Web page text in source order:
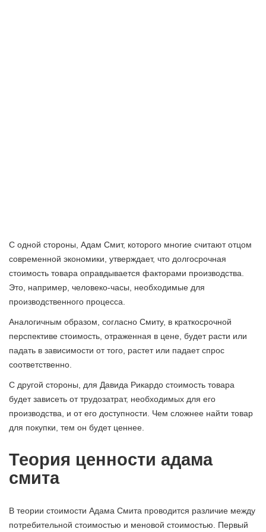
С одной стороны, Адам Смит, которого многие считают отцом
современной экономики, утверждает, что долгосрочная
стоимость товара оправдывается факторами производства.
Это, например, человеко-часы, необходимые для
производственного процесса.
Аналогичным образом, согласно Смиту, в краткосрочной
перспективе стоимость, отраженная в цене, будет расти или
падать в зависимости от того, растет или падает спрос
соответственно.
С другой стороны, для Давида Рикардо стоимость товара
будет зависеть от трудозатрат, необходимых для его
производства, и от его доступности. Чем сложнее найти товар
для покупки, тем он будет ценнее.
Теория ценности адама
смита
В теории стоимости Адама Смита проводится различие между
потребительной стоимостью и меновой стоимостью. Первый